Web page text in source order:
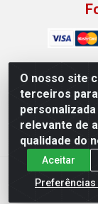
O nosso site
terceiros
relevante de
qualidade do
Aceitar
Preferências
Machado
Logradouro:
-